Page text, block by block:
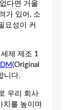
다면 거울
가 있어, 소
요성이 커
제 제조 1
(Original
니다.
우리 회사
치를 높이며